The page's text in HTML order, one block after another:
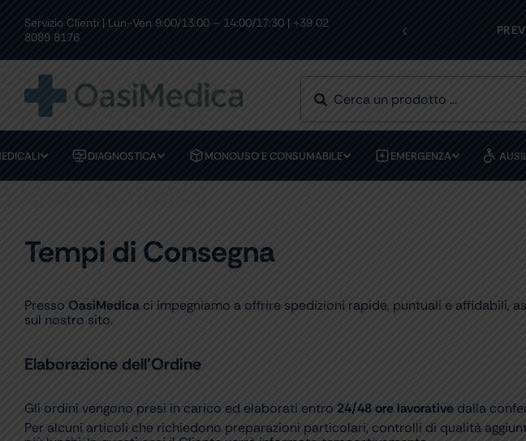
content
Servizio Clienti | Lun-Ven 9:00/13:00 – 14:00/17:30 | +39 02
8089 8176
‹
SPEDIZIONE GRATUITA PER ORDINI SUPERIORI A 199€
DIAGNOSTICA MONOUSO E CONSUMABILE EMERGENZA
Tempi di Consegna
Presso OasiMedica ci impegniamo a offrire spedizioni rapide, puntuali e affidabili,
sul nostro sito.
Elaborazione dell’Ordine
Gli ordini vengono presi in carico ed elaborati entro 24/48 ore lavorative dalla
Per alcuni articoli che richiedono preparazioni particolari, controlli di qualità